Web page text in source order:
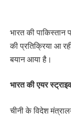
भारत की
की प्रतिक्रिया आ
बयान आया है।
भारत की एयर
चीनी के विदेश